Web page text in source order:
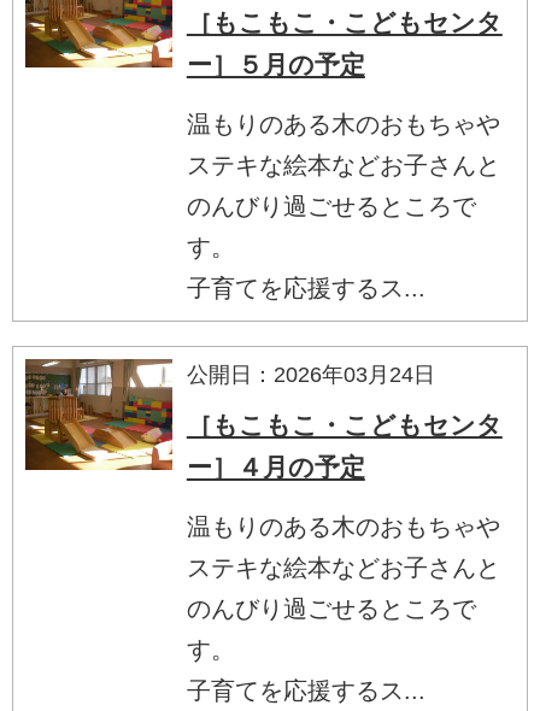
［もこもこ・こどもセンタ
ー］５月の予定
温もりのある木のおもちゃや
ステキな絵本などお子さんと
のんびり過ごせるところで
す。
子育てを応援するス...
公開日：2026年03月24日
［もこもこ・こどもセンタ
ー］４月の予定
温もりのある木のおもちゃや
ステキな絵本などお子さんと
のんびり過ごせるところで
す。
子育てを応援するス...